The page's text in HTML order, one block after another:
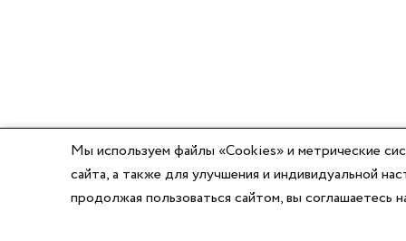
Мы используем файлы «Cookies» и метрические
сайта, а также для улучшения и индивидуальной
продолжая пользоваться сайтом, вы